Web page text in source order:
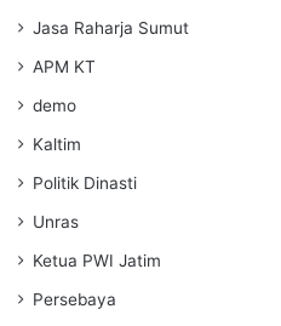
Jasa Raharja Sumut
APM KT
demo
Kaltim
Politik Dinasti
Unras
Ketua PWI Jatim
Persebaya